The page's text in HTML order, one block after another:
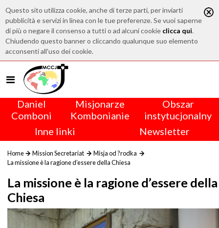
Questo sito utilizza cookie, anche di terze parti, per inviarti
pubblicità e servizi in linea con le tue preferenze. Se vuoi saperne
di più o negare il consenso a tutti o ad alcuni cookie clicca qui.
Chiudendo questo banner o cliccando qualunque suo elemento
acconsenti all'uso dei cookie.
Daniel
Comboni
Misjonarze
Kombonianie
Obszar
instytucjonalny
Inne linki
Newsletter
Home Mission Secretariat
Misja od ?rodka
La missione è la ragione d’essere della Chiesa
La missione è la ragione d’essere della
Chiesa